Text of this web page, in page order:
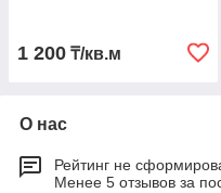
1 200 ₸/кв.м
О нас
Рейтинг не
Менее 5 отзывов за